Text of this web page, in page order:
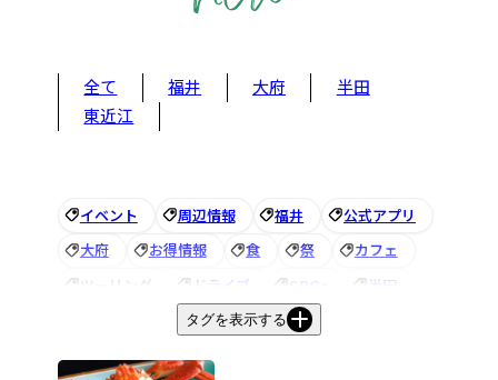
全て 福井 大府
半田
東近江
イベント 周辺情報 福井
公式アプリ
大府
お得情報 食 祭
カフェ
ツーリング
ドライブ SDGs
半田
お土産 滋賀
タグを表示する